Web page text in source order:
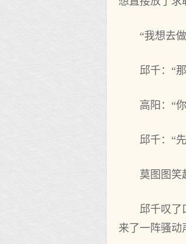
“我想去
邱千：“
高阳：“
邱千：“
莫图图笑
邱千叹了
来了一阵骚动